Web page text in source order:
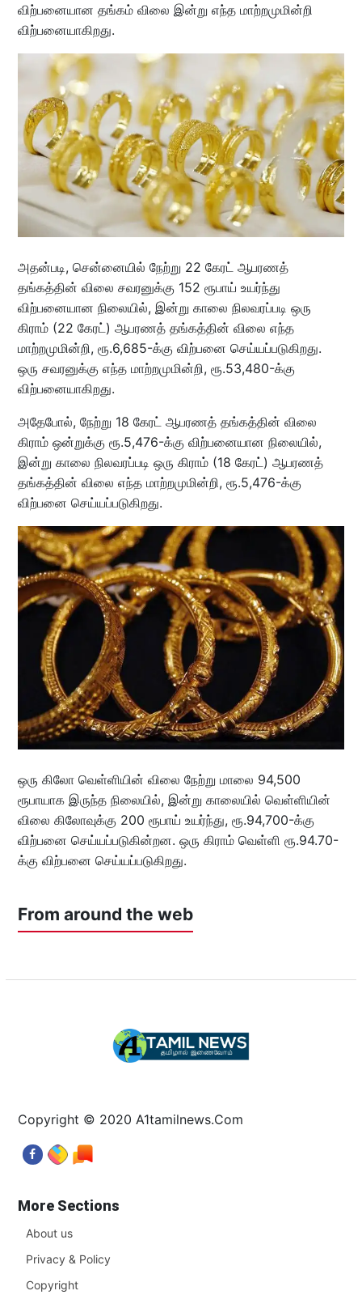
விற்பனையான தங்கம் விலை இன்று எந்த மாற்றமுமின்றி
விற்பனையாகிறது.
அதன்படி, சென்னையில் நேற்று 22 கேரட் ஆபரணத்
தங்கத்தின் விலை சவரனுக்கு 152 ரூபாய் உயர்ந்து
விற்பனையான நிலையில், இன்று காலை நிலவரப்படி ஒரு
கிராம் (22 கேரட்) ஆபரணத் தங்கத்தின் விலை எந்த
மாற்றமுமின்றி, ரூ.6,685-க்கு விற்பனை செய்யப்படுகிறது.
ஒரு சவரனுக்கு எந்த மாற்றமுமின்றி, ரூ.53,480-க்கு
விற்பனையாகிறது.
அதேபோல், நேற்று 18 கேரட் ஆபரணத் தங்கத்தின் விலை
கிராம் ஒன்றுக்கு ரூ.5,476-க்கு விற்பனையான நிலையில்,
இன்று காலை நிலவரப்படி ஒரு கிராம் (18 கேரட்) ஆபரணத்
தங்கத்தின் விலை எந்த மாற்றமுமின்றி, ரூ.5,476-க்கு
விற்பனை செய்யப்படுகிறது.
ஒரு கிலோ வெள்ளியின் விலை நேற்று மாலை 94,500
ரூபாயாக இருந்த நிலையில், இன்று காலையில் வெள்ளியின்
விலை கிலோவுக்கு 200 ரூபாய் உயர்ந்து, ரூ.94,700-க்கு
விற்பனை செய்யப்படுகின்றன. ஒரு கிராம் வெள்ளி ரூ.94.70-
க்கு விற்பனை செய்யப்படுகிறது.
From around the web
Copyright © 2020 A1tamilnews.Com
More Sections
About us
Privacy & Policy
Copyright